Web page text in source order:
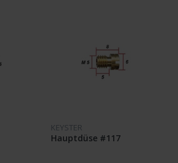
KEYSTER
Hauptdüse #117